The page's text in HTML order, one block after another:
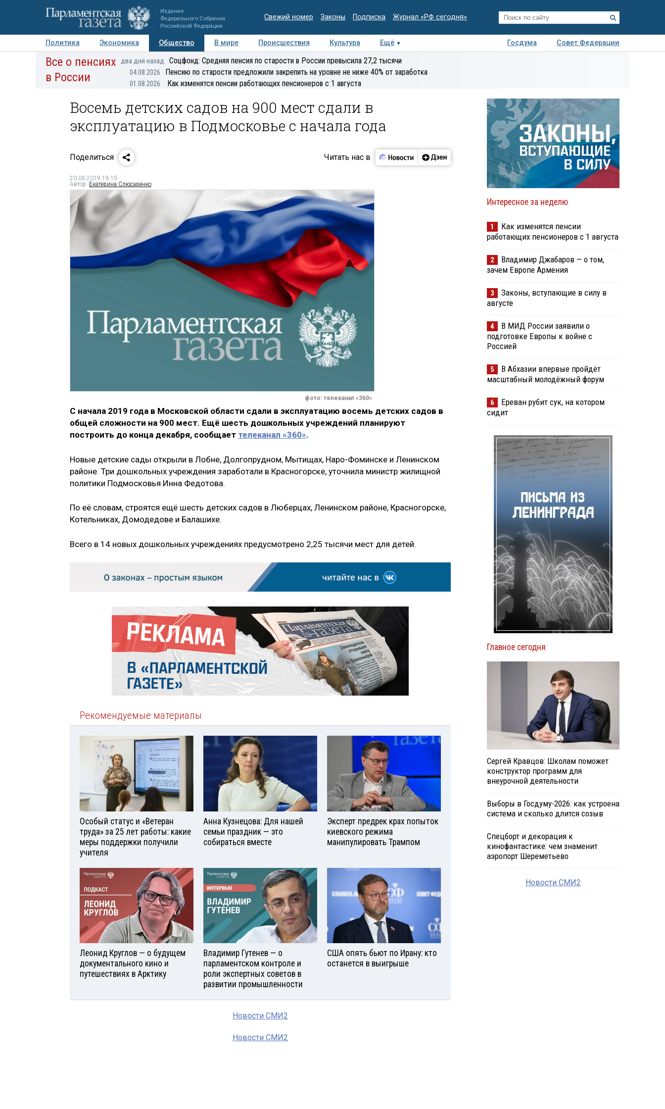
Издание
Федерального Собрания
Российской Федерации
Свежий номер Законы Подписка Журнал «РФ сегодня»
Политика Экономика Общество В мире Происшествия Культура Ещё Госдума
Совет Федерации
Авторы Персоны Мнения Регионы Медиацентр Интервью Колумнисты
Все о пенсиях
в России
два дня назад Соцфонд: Средняя пенсия по старости в России превысила 27,2 тысячи
04.08.2026 Пенсию по старости предложили закрепить на уровне не ниже 40% от заработка
01.08.2026 Как изменятся пенсии работающих пенсионеров с 1 августа
Восемь детских садов на 900 мест сдали в
эксплуатацию в Подмосковье c начала года
Поделиться Читать нас в
20.06.2019 19:15
Автор: Екатерина Слюсаренко
фото: телеканал «360»
С начала 2019 года в Московской области сдали в эксплуатацию восемь детских садов в
общей сложности на 900 мест. Ещё шесть дошкольных учреждений планируют
построить до конца декабря, сообщает телеканал «360».
Новые детские сады открыли в Лобне, Долгопрудном, Мытищах, Наро-Фоминске и Ленинском
районе. Три дошкольных учреждения заработали в Красногорске, уточнила министр жилищной
политики Подмосковья Инна Федотова.
По её словам, строятся ещё шесть детских садов в Люберцах, Ленинском районе, Красногорске,
Котельниках, Домодедове и Балашихе.
Всего в 14 новых дошкольных учреждениях предусмотрено 2,25 тысячи мест для детей.
Рекомендуемые материалы
Особый статус и «Ветеран
труда» за 25 лет работы: какие
меры поддержки получили
учителя
Анна Кузнецова: Для нашей
семьи праздник — это
собираться вместе
Эксперт предрек крах попыток
киевского режима
манипулировать Трампом
Леонид Круглов — о будущем
документального кино и
путешествиях в Арктику
Владимир Гутенев — о
парламентском контроле и
роли экспертных советов в
развитии промышленности
США опять бьют по Ирану: кто
останется в выигрыше
Новости СМИ2
Новости СМИ2
Интересное за неделю
1
Как изменятся пенсии
работающих пенсионеров с 1 августа
2
Владимир Джабаров — о том,
зачем Европе Армения
3
Законы, вступающие в силу в
августе
4
В МИД России заявили о
подготовке Европы к войне с
Россией
5
В Абхазии впервые пройдёт
масштабный молодёжный форум
6
Ереван рубит сук, на котором
сидит
Главное сегодня
Сергей Кравцов: Школам поможет
конструктор программ для
внеурочной деятельности
Выборы в Госдуму-2026: как устроена
система и сколько длится созыв
Спецборт и декорация к
кинофантастике: чем знаменит
аэропорт Шереметьево
Новости СМИ2